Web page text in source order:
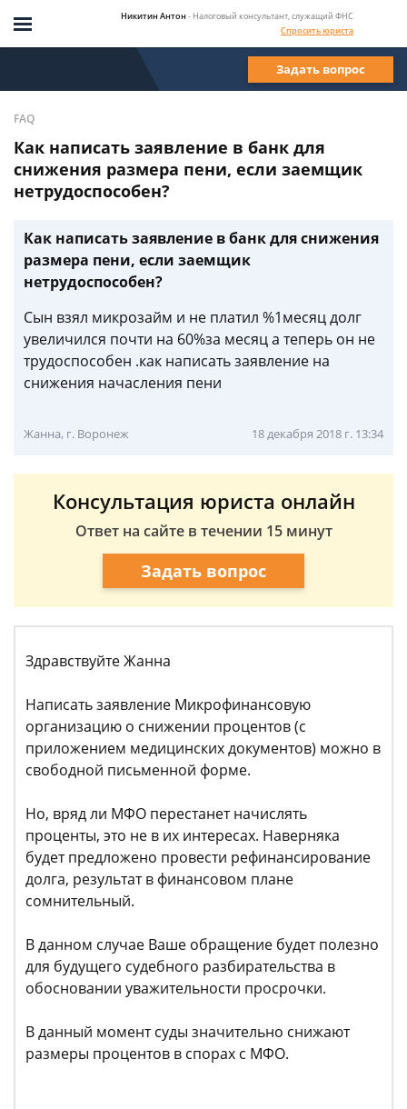
Никитин Антон - Налоговый консультант, служащий ФНС
Спросить юриста
Задать вопрос
FAQ
Как написать заявление в банк для
снижения размера пени, если заемщик
нетрудоспособен?
Как написать заявление в банк для снижения
размера пени, если заемщик
нетрудоспособен?
Сын взял микрозайм и не платил %1месяц долг
увеличился почти на 60%за месяц а теперь он не
трудоспособен .как написать заявление на
снижения начасления пени
Жанна, г. Воронеж 18 декабря 2018 г. 13:34
Консультация юриста онлайн
Ответ на сайте в течении 15 минут
Задать вопрос
Здравствуйте Жанна
Написать заявление Микрофинансовую
организацию о снижении процентов (с
приложением медицинских документов) можно в
свободной письменной форме.
Но, вряд ли МФО перестанет начислять
проценты, это не в их интересах. Наверняка
будет предложено провести рефинансирование
долга, результат в финансовом плане
сомнительный.
В данном случае Ваше обращение будет полезно
для будущего судебного разбирательства в
обосновании уважительности просрочки.
В данный момент суды значительно снижают
размеры процентов в спорах с МФО.